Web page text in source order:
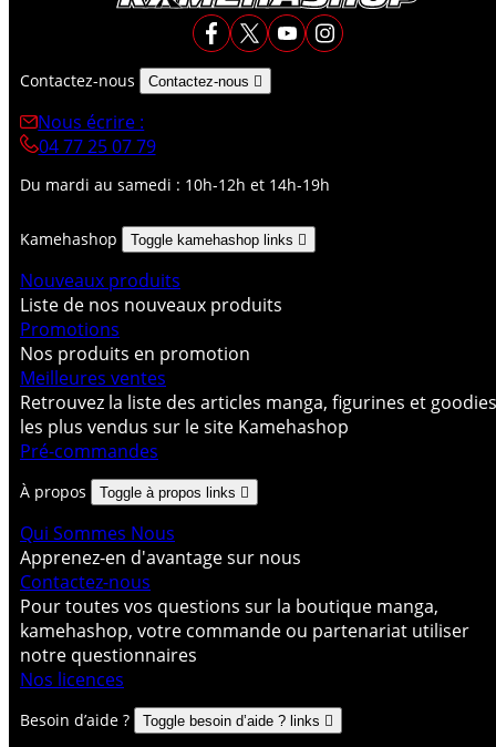
Contactez-nous Contactez-nous 
Nous écrire :
04 77 25 07 79
Du mardi au samedi : 10h-12h et 14h-19h
Kamehashop Toggle kamehashop links 
Nouveaux produits
Liste de nos nouveaux produits
Promotions
Nos produits en promotion
Meilleures ventes
Retrouvez la liste des articles manga, figurines et goodies
les plus vendus sur le site Kamehashop
Pré-commandes
À propos Toggle à propos links 
Qui Sommes Nous
Apprenez-en d'avantage sur nous
Contactez-nous
Pour toutes vos questions sur la boutique manga,
kamehashop, votre commande ou partenariat utiliser
notre questionnaires
Nos licences
Besoin d’aide ? Toggle besoin d’aide ? links 